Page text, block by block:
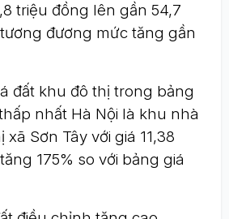
triệu đồng lên gần 54,7
đương mức tăng gần
đất khu đô thị trong bảng
nhất Hà Nội là khu nhà
Sơn Tây với giá 11,38
175% so với bảng giá